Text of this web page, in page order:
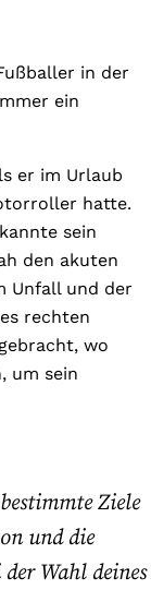
in der
ein
er im Urlaub
hatte.
sein
den akuten
Unfall und der
rechten
wo
um sein
Ziele
und die
Wahl deines